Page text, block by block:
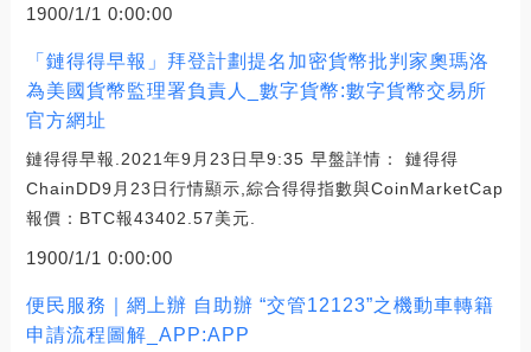
1900/1/1 0:00:00
「鏈得得早報」拜登計劃提名加密貨幣批判家奧瑪洛
為美國貨幣監理署負責人_數字貨幣:數字貨幣交易所
官方網址
鏈得得早報.2021年9月23日早9:35 早盤詳情： 鏈得得
ChainDD9月23日行情顯示,綜合得得指數與CoinMarketCap
報價：BTC報43402.57美元.
1900/1/1 0:00:00
便民服務｜網上辦 自助辦 “交管12123”之機動車轉籍
申請流程圖解_APP:APP